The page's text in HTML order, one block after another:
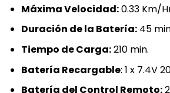
Máxima Velocidad:0.33 Km/
Duración de la Batería:45
Tiempo de Carga:210 min.
Batería Recargable: 1 x 7.4V
Batería del Control Remoto: